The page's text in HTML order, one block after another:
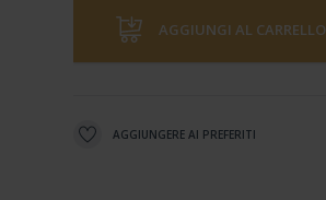
AGGIUNGI AL CARRELLO
AGGIUNGERE AI PREFERITI